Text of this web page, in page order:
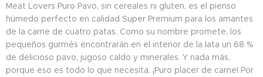
Meat Lovers Puro Pavo, sin cereales ni gluten, es el pienso
húmedo perfecto en calidad Super Premium para los amantes
de la carne de cuatro patas. Como su nombre promete, los
pequeños gurmés encontrarán en el interior de la lata un 68 %
de delicioso pavo, jugoso caldo y minerales. Y nada más,
porque eso es todo lo que necesita. ¡Puro placer de carne! Por